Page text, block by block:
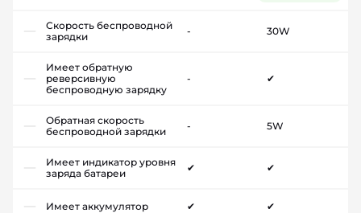
Скорость беспроводной
зарядки
- 30W
Имеет обратную
реверсивную
беспроводную зарядку
- ✔
Обратная скорость
беспроводной зарядки
- 5W
Имеет индикатор уровня
заряда батареи
✔ ✔
Имеет аккумулятор ✔ ✔